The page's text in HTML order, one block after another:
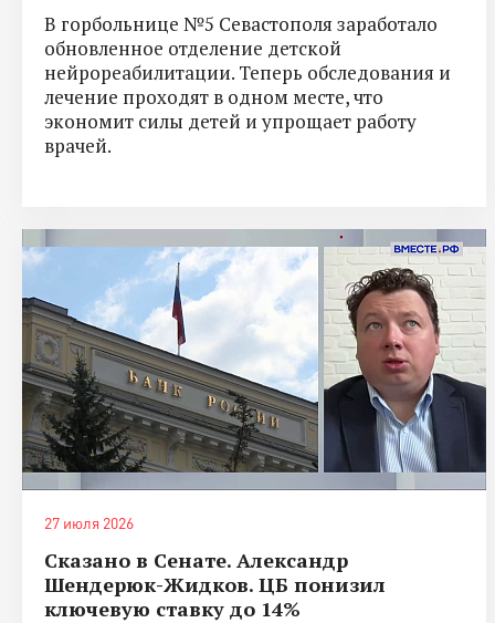
В горбольнице №5 Севастополя заработало
обновленное отделение детской
нейрореабилитации. Теперь обследования и
лечение проходят в одном месте, что
экономит силы детей и упрощает работу
врачей.
27 июля 2026
Сказано в Сенате. Александр
Шендерюк-Жидков. ЦБ понизил
ключевую ставку до 14%